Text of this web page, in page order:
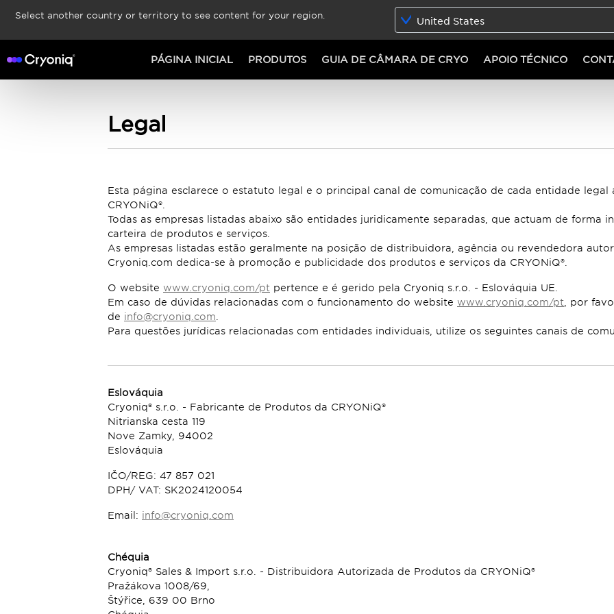
Select another country or territory to see content for your region. United States
PÁGINA INICIAL PRODUTOS GUIA DE CÂMARA DE CRYO APOIO TÉCNICO
Legal
Esta página esclarece o estatuto legal e o principal canal de comunicação de cada entidade legal
CRYONiQ®.
Todas as empresas listadas abaixo são entidades juridicamente separadas, que actuam de forma
carteira de produtos e serviços.
As empresas listadas estão geralmente na posição de distribuidora, agência ou revendedora
Cryoniq.com dedica-se à promoção e publicidade dos produtos e serviços da CRYONiQ®.
O website www.cryoniq.com/pt pertence e é gerido pela Cryoniq s.r.o. - Eslováquia UE.
Em caso de dúvidas relacionadas com o funcionamento do website www.cryoniq.com/pt , por
de info@cryoniq.com
Para questões jurídicas relacionadas com entidades individuais, utilize os seguintes canais de
Eslováquia
Cryoniq® s.r.o. - Fabricante de Produtos da CRYONiQ®
Nitrianska cesta 119
Nove Zamky, 94002
Eslováquia
IČO/REG: 47 857 021
DPH/ VAT: SK2024120054
Email: info@cryoniq.com
Chéquia
Cryoniq® Sales & Import s.r.o. - Distribuidora Autorizada de Produtos da CRYONiQ®
Pražákova 1008/69,
Štýřice, 639 00 Brno